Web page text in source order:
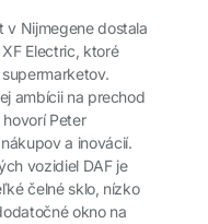
v Nijmegene dostala
Electric, ktoré
ambícii na prechod
Peter
a inovácií.
vozidiel DAF je
čelné sklo, nízko
okno na